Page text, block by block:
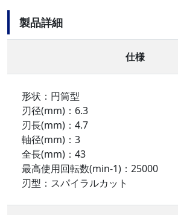
製品詳細
仕様
形状：円筒型
刃径(mm)：6.3
刃長(mm)：4.7
軸径(mm)：3
全長(mm)：43
最高使用回転数(min-1)：25000
刃型：スパイラルカット